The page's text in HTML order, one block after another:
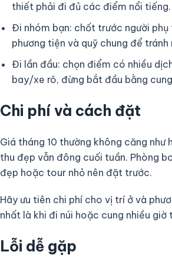
thiết phải đi đủ các điểm nổi tiếng.
Đi nhóm bạn: chốt trước người phụ
phương tiện và quỹ chung để tránh
Đi lần đầu: chọn điểm có nhiều
bay/xe rõ, đừng bắt đầu bằng
Chi phí và cách đặt
Giá tháng 10 thường không căng như
thu đẹp vẫn đông cuối tuần. Phòng
đẹp hoặc tour nhỏ nên đặt trước.
Hãy ưu tiên chi phí cho vị trí ở và
nhất là khi đi núi hoặc cung nhiều giờ
Lỗi dễ gặp